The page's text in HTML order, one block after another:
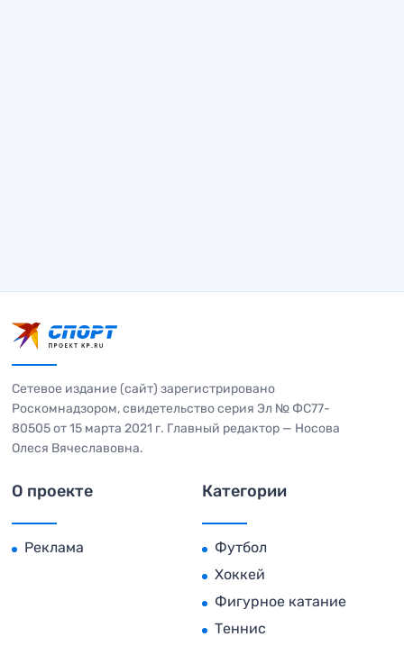
Сетевое издание (сайт) зарегистрировано
Роскомнадзором, свидетельство серия Эл № ФС77-
80505 от 15 марта 2021 г. Главный редактор — Носова
Олеся Вячеславовна.
О проекте
Реклама
Категории
Футбол
Хоккей
Фигурное катание
Теннис